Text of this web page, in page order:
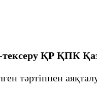
тексеру ҚР
тәртіппен